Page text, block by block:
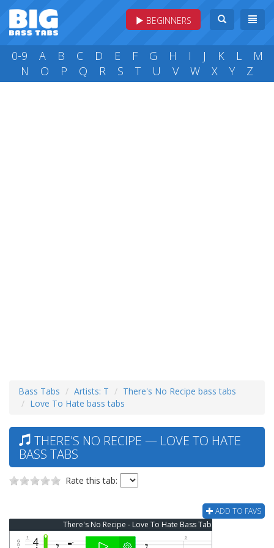
BEGINNERS
0-9 A B C D E F G H I J K L
M
N
O P Q R S T U V W X Y Z
Bass Tabs Artists: T
There's No Recipe bass tabs
Love To Hate bass tabs
THERE'S NO RECIPE — LOVE TO HATE
BASS TABS
Rate this tab:
ADD TO FAVS
There's No Recipe - Love To Hate Bass Tab